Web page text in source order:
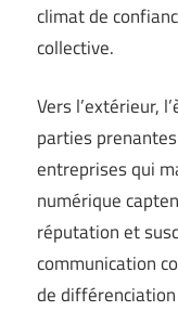
climat de
collective.
Vers l’extérieur,
parties
entreprises qui
numérique
réputation et
communication
de